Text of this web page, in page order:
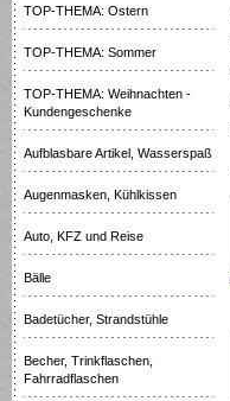
TOP-THEMA: Ostern
TOP-THEMA: Sommer
TOP-THEMA: Weihnachten -
Kundengeschenke
Aufblasbare Artikel, Wasserspaß
Augenmasken, Kühlkissen
Auto, KFZ und Reise
Bälle
Badetücher, Strandstühle
Becher, Trinkflaschen,
Fahrradflaschen